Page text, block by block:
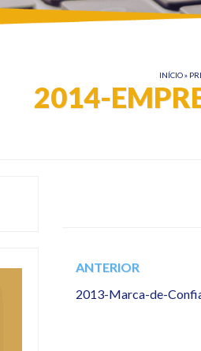
INÍCIO»
2014-
ANTERIOR
2013-Marca-de-